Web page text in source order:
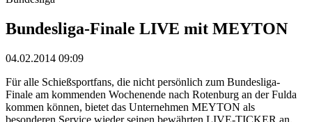
Bundesliga-Finale LIVE mit MEYTON
04.02.2014 09:09
Für alle Schießsportfans, die nicht persönlich zum Bundesliga-
Finale am kommenden Wochenende nach Rotenburg an der Fulda
kommen können, bietet das Unternehmen MEYTON als
besonderen Service wieder seinen bewährten LIVE-TICKER an.